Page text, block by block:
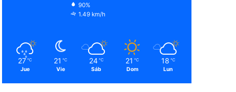
90%
1.49 km/h
27 ℃
Jue
21 ℃
Vie
24 ℃
Sáb
21 ℃
Dom
18 ℃
Lun